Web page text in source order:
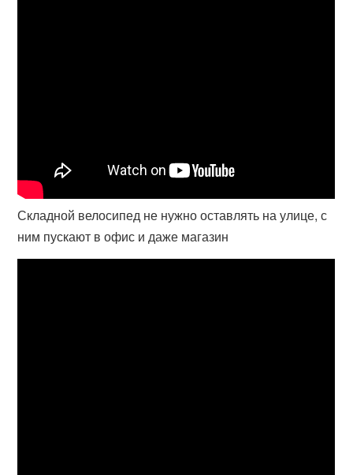
Складной велосипед не нужно оставлять на улице, с
ним пускают в офис и даже магазин